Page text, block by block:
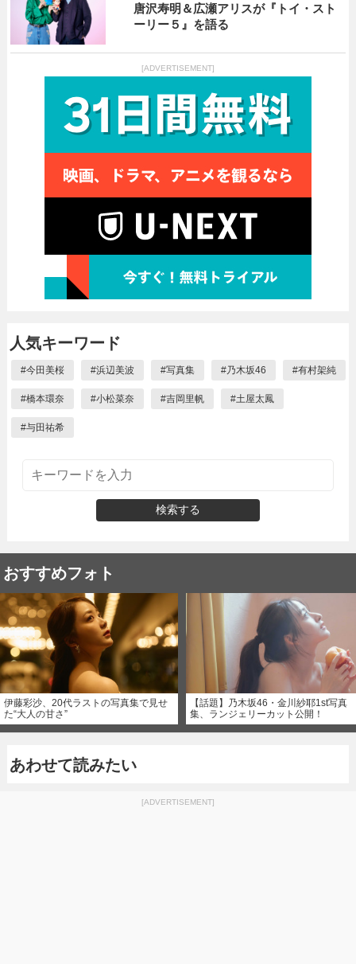
唐沢寿明＆広瀬アリスが『トイ・スト
ーリー５』を語る
[ADVERTISEMENT]
人気キーワード
#今田美桜 #浜辺美波 #写真集 #乃木坂46 #有村架純
#橋本環奈 #小松菜奈 #吉岡里帆 #土屋太鳳
#与田祐希
検索する
おすすめフォト
伊藤彩沙、20代ラストの写真集で見せ
た“大人の甘さ”
【話題】乃木坂46・金川紗耶1st写真
集、ランジェリーカット公開！
あわせて読みたい
[ADVERTISEMENT]